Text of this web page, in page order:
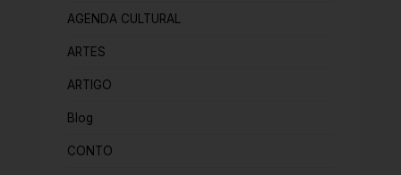
AGENDA CULTURAL
ARTES
ARTIGO
Blog
CONTO